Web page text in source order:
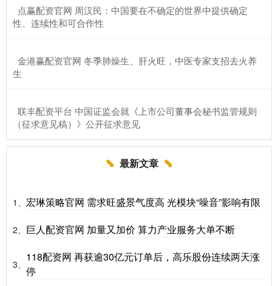
​点赢配资官网 周汉民：中国要在不确定的世界中提供确定
性、连续性和可合作性
​金港赢配资官网 冬季肺燥生、肝火旺，中医专家支招去火养
生
​联丰配资平台 中国证监会就《上市公司董事会秘书监管规则
（征求意见稿）》公开征求意见
最新文章
1、 宏琳策略官网 需求旺盛景气度高 光模块“噪音”影响有限
2、 巨人配资官网 加量又加价 算力产业服务大单不断
3、
118配资网 再获逾30亿元订单后，高乐股份连续两天涨
停